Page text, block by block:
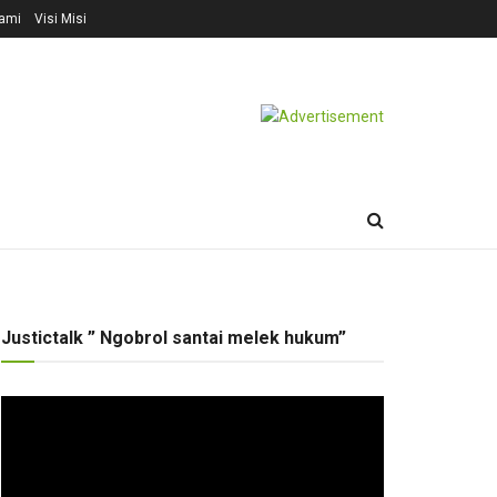
Visi Misi
Justictalk ” Ngobrol santai melek hukum”